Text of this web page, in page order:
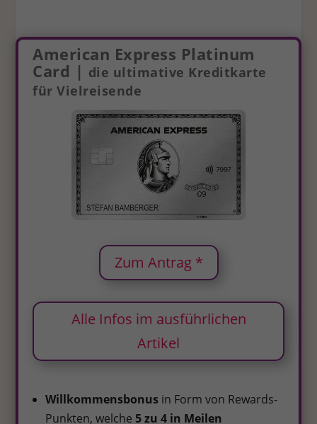
American Express Platinum
Card | die ultimative Kreditkarte
für Vielreisende
Zum Antrag *
Alle Infos im ausführlichen
Artikel
Willkommensbonus in Form von Rewards-
Punkten, welche 5 zu 4 in Meilen